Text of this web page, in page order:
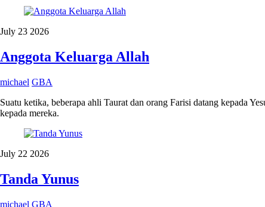
July 23 2026
Anggota Keluarga Allah
michael GBA
Suatu ketika, beberapa ahli Taurat dan orang Farisi datang kepada
kepada mereka.
July 22 2026
Tanda Yunus
michael GBA